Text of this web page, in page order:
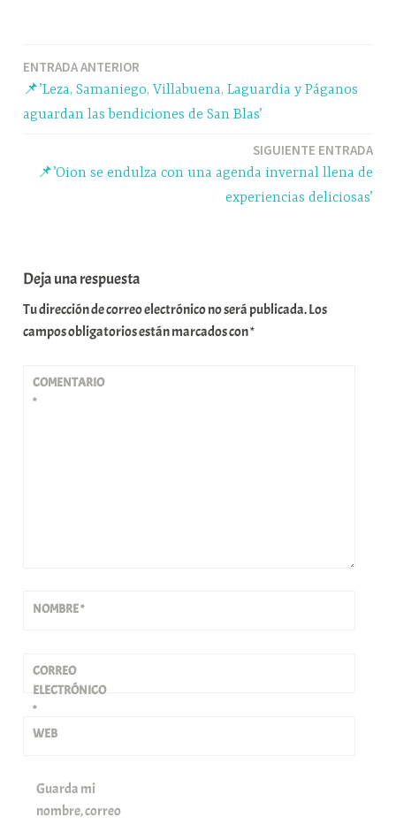
ppm rti
r
Navegación
ENTRADA ANTERIOR
📌’Leza, Samaniego, Villabuena, Laguardia y Páganos
aguardan las bendiciones de San Blas’
SIGUIENTE ENTRADA
📌’Oion se endulza con una agenda invernal llena de
experiencias deliciosas’
Deja una respuesta
Tu dirección de correo electrónico no será publicada.Los
campos obligatorios están marcados con*
COMENTARIO
*
NOMBRE*
CORREO
ELECTRÓNICO
*
WEB
Guarda mi
nombre, correo